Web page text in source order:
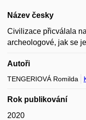
Název česky
Civilizace přicválala
archeologové, jak se
Autoři
TENGERIOVÁ Romilda
Rok publikování
2020